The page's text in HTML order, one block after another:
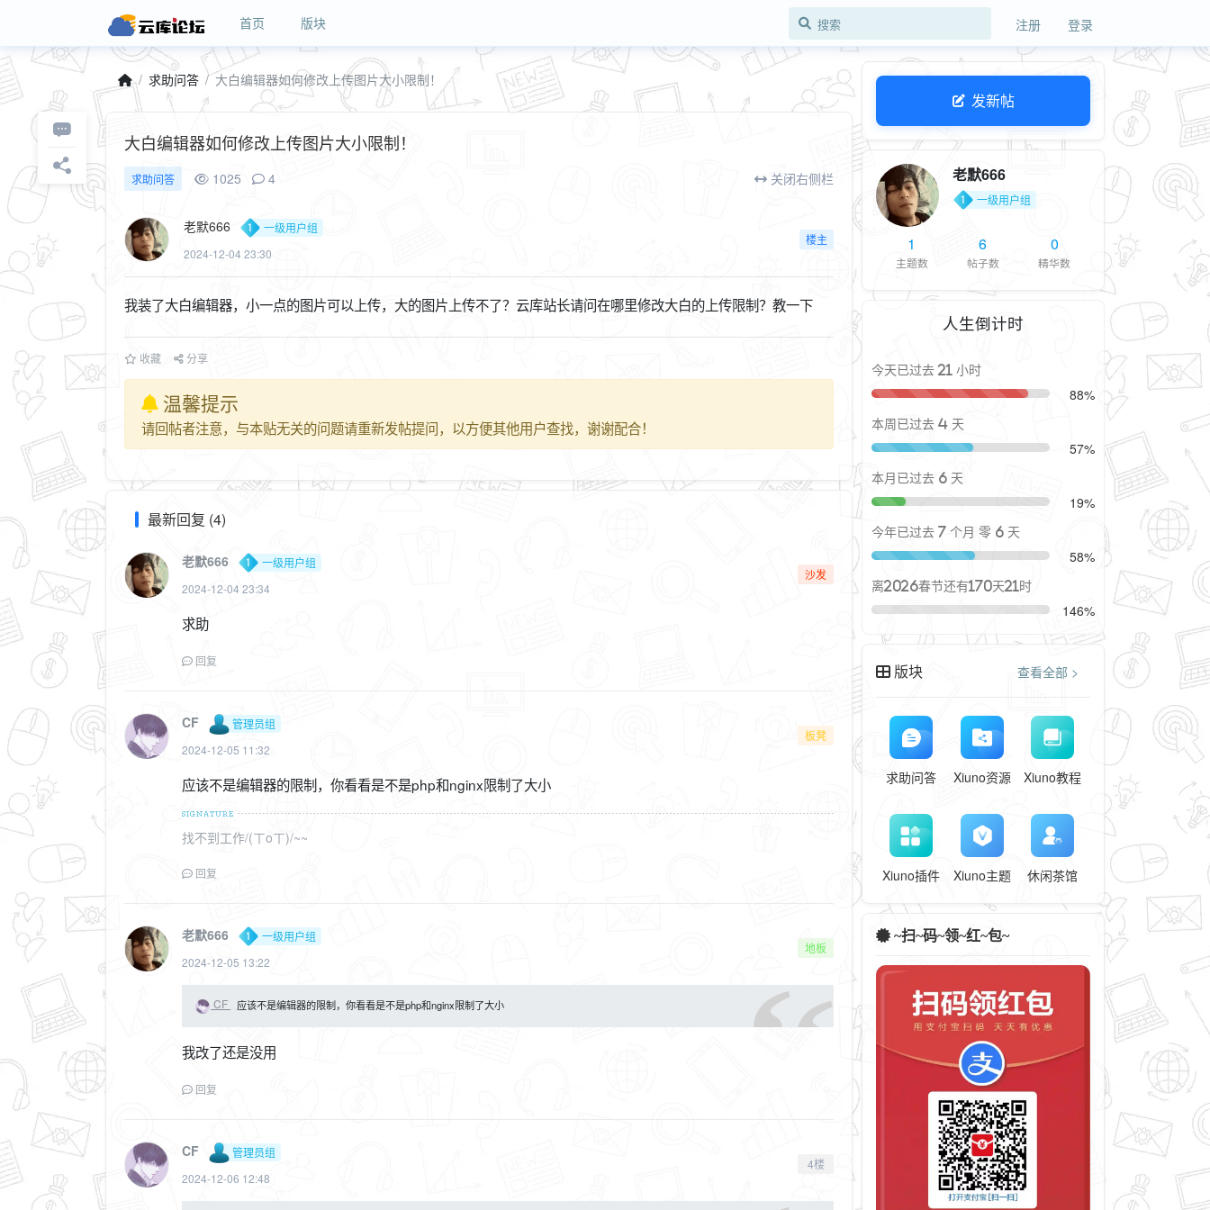
首页 版块 注册 登录
求助问答 大白编辑器如何修改上传图片大小限制！
大白编辑器如何修改上传图片大小限制！
求助问答 1025 4 关闭右侧栏
老默666
一级用户组
2024-12-04 23:30
楼主
我装了大白编辑器，小一点的图片可以上传，大的图片上传不了？云库站长请问在哪里修改大白的上传限制？教一下
收藏 分享
温馨提示
请回帖者注意，与本贴无关的问题请重新发帖提问，以方便其他用户查找，谢谢配合！
最新回复 (4)
老默666
一级用户组
2024-12-04 23:34
沙发
求助
回复
CF
管理员组
2024-12-05 11:32
板凳
应该不是编辑器的限制，你看看是不是php和nginx限制了大小
找不到工作/(ㄒoㄒ)/~~
回复
老默666
一级用户组
2024-12-05 13:22
地板
CF 应该不是编辑器的限制，你看看是不是php和nginx限制了大小
我改了还是没用
回复
CF
管理员组
2024-12-06 12:48
4楼
发新帖
老默666
一级用户组
1
主题数
6
帖子数
0
精华数
人生倒计时
今天已过去 21 小时
88%
本周已过去 4 天
57%
本月已过去 6 天
19%
今年已过去 7 个月 零 6 天
58%
离2026春节还有170天21时
146%
版块 查看全部 >
求助问答 Xiuno资源 Xiuno教程
Xiuno插件 Xiuno主题 休闲茶馆
~扫~码~领~红~包~